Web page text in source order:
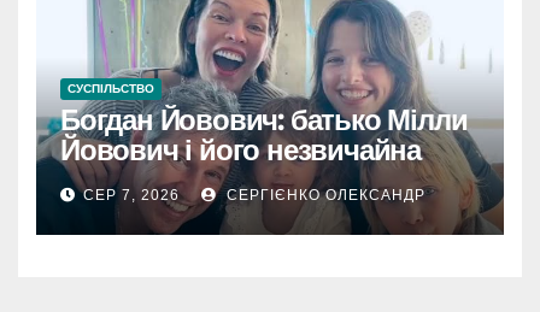
СУСПІЛЬСТВО
Богдан Йовович: батько Мілли
Йовович і його незвичайна
доля
СЕР 7, 2026 СЕРГІЄНКО ОЛЕКСАНДР